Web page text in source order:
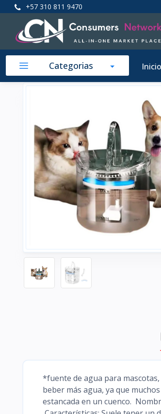
+57 310 811 9470
Categorias Inicio
*fuente de agua para
beber más agua, ya que
estancada en un cuenco.